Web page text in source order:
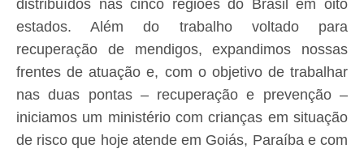
distribuídos nas cinco regiões do Brasil em oito
estados. Além do trabalho voltado para
recuperação de mendigos, expandimos nossas
frentes de atuação e, com o objetivo de trabalhar
nas duas pontas – recuperação e prevenção –
iniciamos um ministério com crianças em situação
de risco que hoje atende em Goiás, Paraíba e com